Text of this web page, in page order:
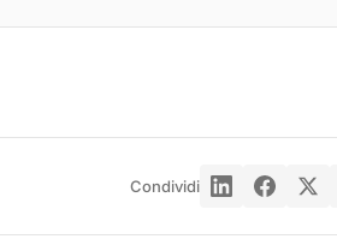
Condividi